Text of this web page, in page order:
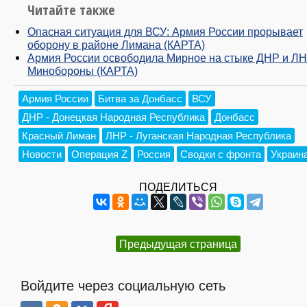
Читайте также
Опасная ситуация для ВСУ: Армия России прорывает
оборону в районе Лимана (КАРТА)
Армия России освободила Мирное на стыке ДНР и
Минобороны (КАРТА)
Армия России Битва за Донбасс
ВСУ
ДНР - Донецкая Народная Республика
Донбасс
Красный Лиман
ЛНР - Луганская Народная Республика
Новости
Операция Z Россия Сводки с фронта
ПОДЕЛИТЬСЯ
Предыдущая страница
Войдите через социальную сеть